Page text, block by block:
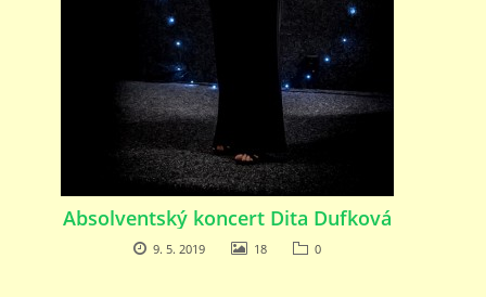
Absolventský koncert Dita Dufková
9. 5. 2019 18 0